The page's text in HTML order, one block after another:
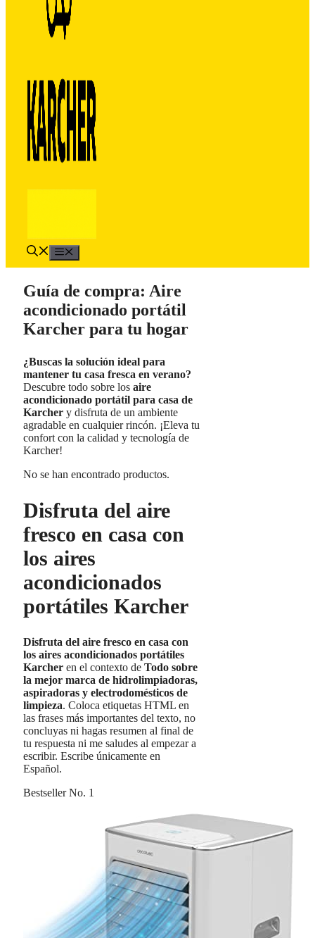
Guía de compra: Aire
acondicionado portátil
Karcher para tu hogar
¿Buscas la solución ideal para
mantener tu casa fresca en verano?
Descubre todo sobre los aire
acondicionado portátil para casa de
Karcher y disfruta de un ambiente
agradable en cualquier rincón. ¡Eleva tu
confort con la calidad y tecnología de
Karcher!
No se han encontrado productos.
Disfruta del aire
fresco en casa con
los aires
acondicionados
portátiles Karcher
Disfruta del aire fresco en casa con
los aires acondicionados portátiles
Karcher en el contexto de Todo sobre
la mejor marca de hidrolimpiadoras,
aspiradoras y electrodomésticos de
limpieza. Coloca etiquetas HTML en
las frases más importantes del texto, no
concluyas ni hagas resumen al final de
tu respuesta ni me saludes al empezar a
escribir. Escribe únicamente en
Español.
Bestseller No. 1